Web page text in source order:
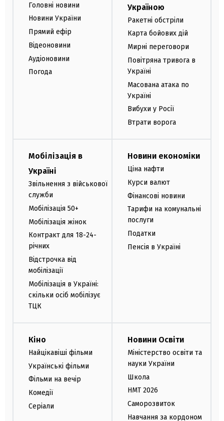
Головні новини
Новини України
Прямий ефір
Відеоновини
Аудіоновини
Погода
Україною
Ракетні обстріли
Карта бойових дій
Мирні переговори
Повітряна тривога в
Україні
Масована атака по
Україні
Вибухи у Росії
Втрати ворога
Мобілізація в
Україні
Звільнення з військової
служби
Мобілізація 50+
Мобілізація жінок
Контракт для 18-24-
річних
Відстрочка від
мобілізації
Мобілізація в Україні:
скільки осіб мобілізує
ТЦК
Новини економіки
Ціна нафти
Курси валют
Фінансові новини
Тарифи на комунальні
послуги
Податки
Пенсія в Україні
Кіно
Найцікавіші фільми
Українські фільми
Фільми на вечір
Комедії
Серіали
Новини Освіти
Міністерство освіти та
науки України
Школа
НМТ 2026
Саморозвиток
Навчання за кордоном